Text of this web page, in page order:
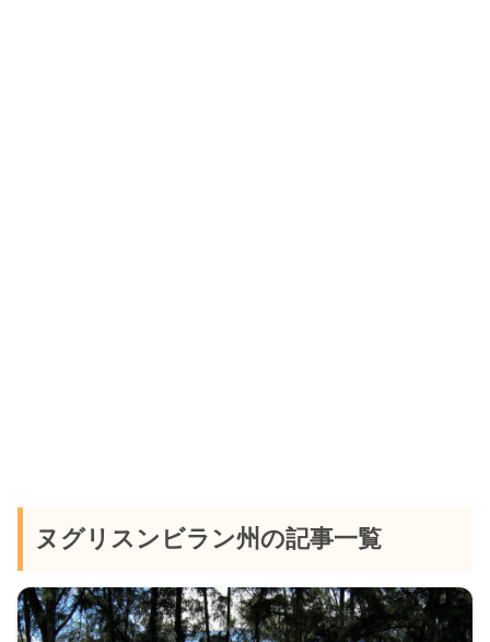
ヌグリスンビラン州の記事一覧